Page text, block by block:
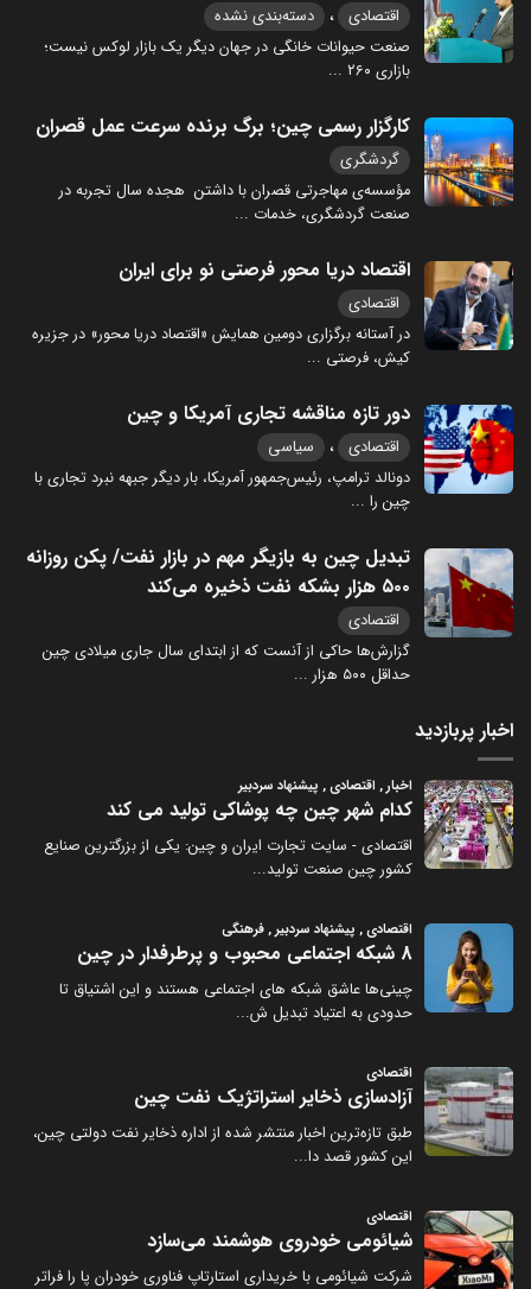
اقتصادی ، دسته‌بندی نشده
صنعت حیوانات خانگی در جهان دیگر یک بازار لوکس نیست؛
بازاری ۲۶۰
...
کارگزار رسمی چین؛ برگ برنده سرعت عمل قصران
گردشگری
مؤسسه‌ی مهاجرتی قصران با داشتن هجده سال تجربه در
صنعت گردشگری، خدمات ...
اقتصاد دریا محور فرصتی نو برای ایران
اقتصادی
در آستانه برگزاری دومین همایش «اقتصاد دریا محور» در جزیره
کیش، فرصتی ...
دور تازه مناقشه تجاری آمریکا و چین
اقتصادی ، سیاسی
دونالد ترامپ، رئیس‌جمهور آمریکا، بار دیگر جبهه نبرد تجاری با
چین را ...
تبدیل چین به بازیگر مهم در بازار نفت/ پکن روزانه
۵۰۰ هزار بشکه نفت ذخیره می‌کند
اقتصادی
گزارش‌ها حاکی از آنست که از ابتدای سال جاری میلادی چین
حداقل ۵۰۰ هزار
...
اخبار پربازدید